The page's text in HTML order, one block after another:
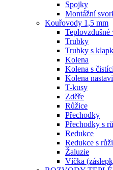
Spojky
Montážní
Kouřovody 1,5 mm
Trubky
Trubky s
Kolena
Kolena s
Kolena
T-kusy
Zděře
Růžice
Přechodky
Přechodky s
Redukce
Redukce s
Žaluzie
Víčka